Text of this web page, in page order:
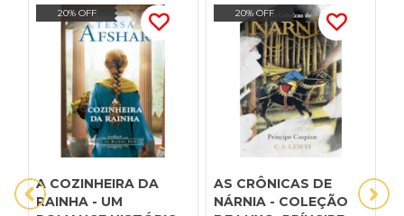
20% OFF
A COZINHEIRA DA
RAINHA - UM
20% OFF
AS CRÔNICAS DE
NÁRNIA - COLEÇÃO